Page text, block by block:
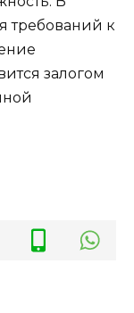
требований к
залогом